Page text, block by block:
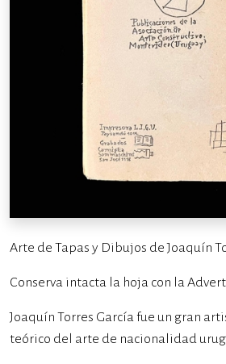
Arte de Tapas y Dibujos de Joaquín
Conserva intacta la hoja con la
Joaquín Torres García fue un gran
teórico del arte de nacionalidad